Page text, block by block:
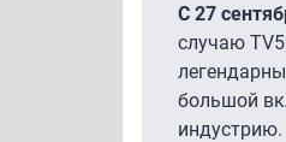
С 27
случаю
большой
индустрию.